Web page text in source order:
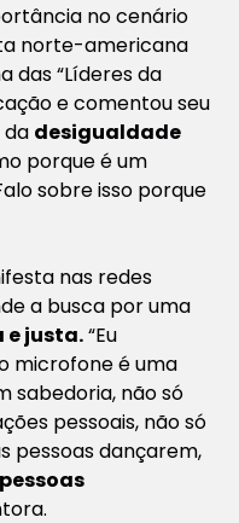
no cenário
norte-americana
das “Líderes da
e comentou seu
desigualdade
porque é um
sobre isso porque
nas redes
a busca por uma
justa.“Eu
microfone é uma
sabedoria, não só
pessoais, não só
pessoas dançarem,